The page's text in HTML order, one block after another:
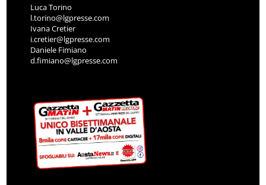
Luca Torino
l.torino@lgpresse.com
Ivana Cretier
i.cretier@lgpresse.com
Daniele Fimiano
d.fimiano@lgpresse.com